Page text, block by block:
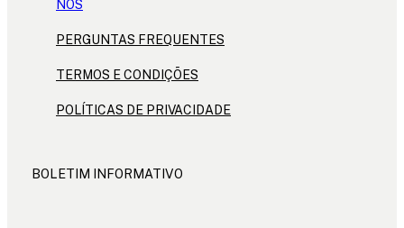
NÓS
PERGUNTAS FREQUENTES
TERMOS E CONDIÇÕES
POLÍTICAS DE PRIVACIDADE
BOLETIM INFORMATIVO